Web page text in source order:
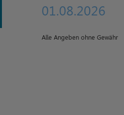
01.08.2026
Alle Angeben ohne Gewähr